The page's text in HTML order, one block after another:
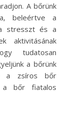
A bőrünk
beleértve a
stresszt és a
aktivitásának
tudatosan
a bőrünk
a zsíros bőr
a bőr fiatalos